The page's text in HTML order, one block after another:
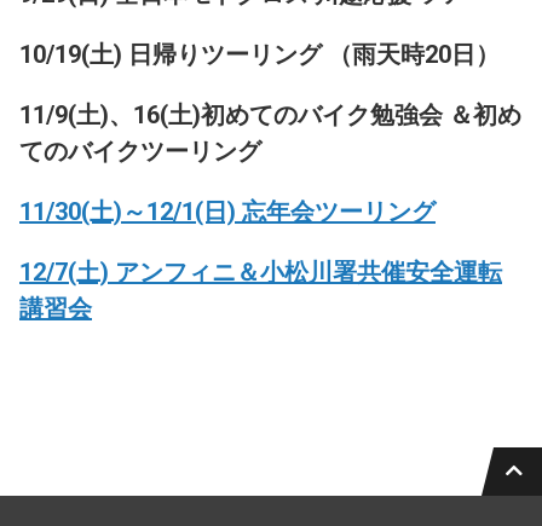
10/19(土) 日帰りツーリング （雨天時20日）
11/9(土)、16(土)初めてのバイク勉強会 ＆初め
てのバイクツーリング
11/30(土)～12/1(日) 忘年会ツーリング
12/7(土) アンフィニ＆小松川署共催安全運転
講習会